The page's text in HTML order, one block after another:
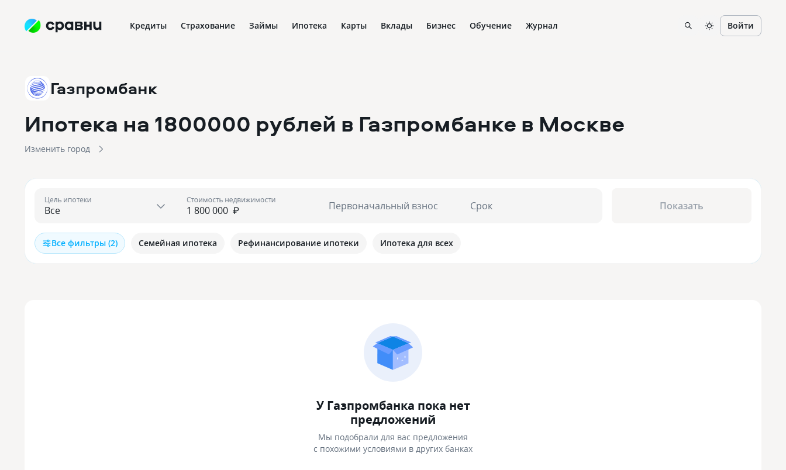
Кредиты Страхование Займы Ипотека Карты Вклады Бизнес Обучение Журнал Войти
Газпромбанк
Ипотека на 1800000 рублей в Газпромбанке в Москве
Изменить город
Цель ипотеки
₽
Стоимость недвижимости Первоначальный взнос Срок Показать
Все фильтры (2) Семейная ипотека Рефинансирование ипотеки Ипотека для всех
У Газпромбанка пока нет
предложений
Мы подобрали для вас предложения
с похожими условиями в других банках